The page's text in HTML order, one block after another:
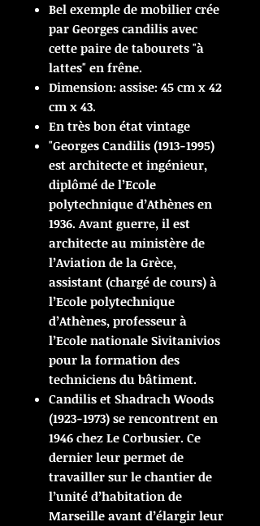
Bel exemple de mobilier crée
par Georges candilis avec
cette paire de tabourets "à
lattes" en frêne.
Dimension: assise: 45 cm x 42
cm x 43.
En très bon état vintage
"Georges Candilis (1913-1995)
est architecte et ingénieur,
diplômé de l’Ecole
polytechnique d’Athènes en
1936. Avant guerre, il est
architecte au ministère de
l’Aviation de la Grèce,
assistant (chargé de cours) à
l’Ecole polytechnique
d’Athènes, professeur à
l’Ecole nationale Sivitanivios
pour la formation des
techniciens du bâtiment.
Candilis et Shadrach Woods
(1923-1973) se rencontrent en
1946 chez Le Corbusier. Ce
dernier leur permet de
travailler sur le chantier de
l’unité d’habitation de
Marseille avant d’élargir leur